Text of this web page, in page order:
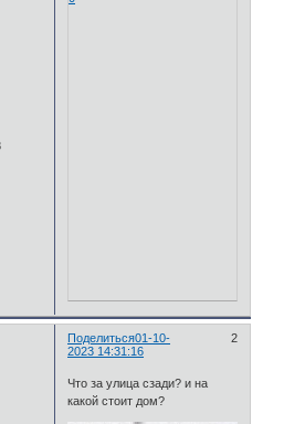
Поделиться 2
01-10-
2023 14:31:16
Что за улица сзади? и на
какой стоит дом?